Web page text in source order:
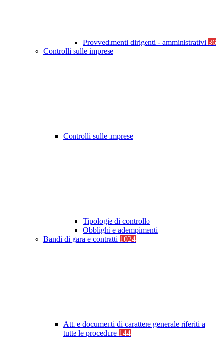
Provvedimenti dirigenti - amministrativi 36
Controlli sulle imprese
Controlli sulle imprese
Tipologie di controllo
Obblighi e adempimenti
Bandi di gara e contratti 1024
Atti e documenti di carattere generale riferiti a
tutte le procedure 144